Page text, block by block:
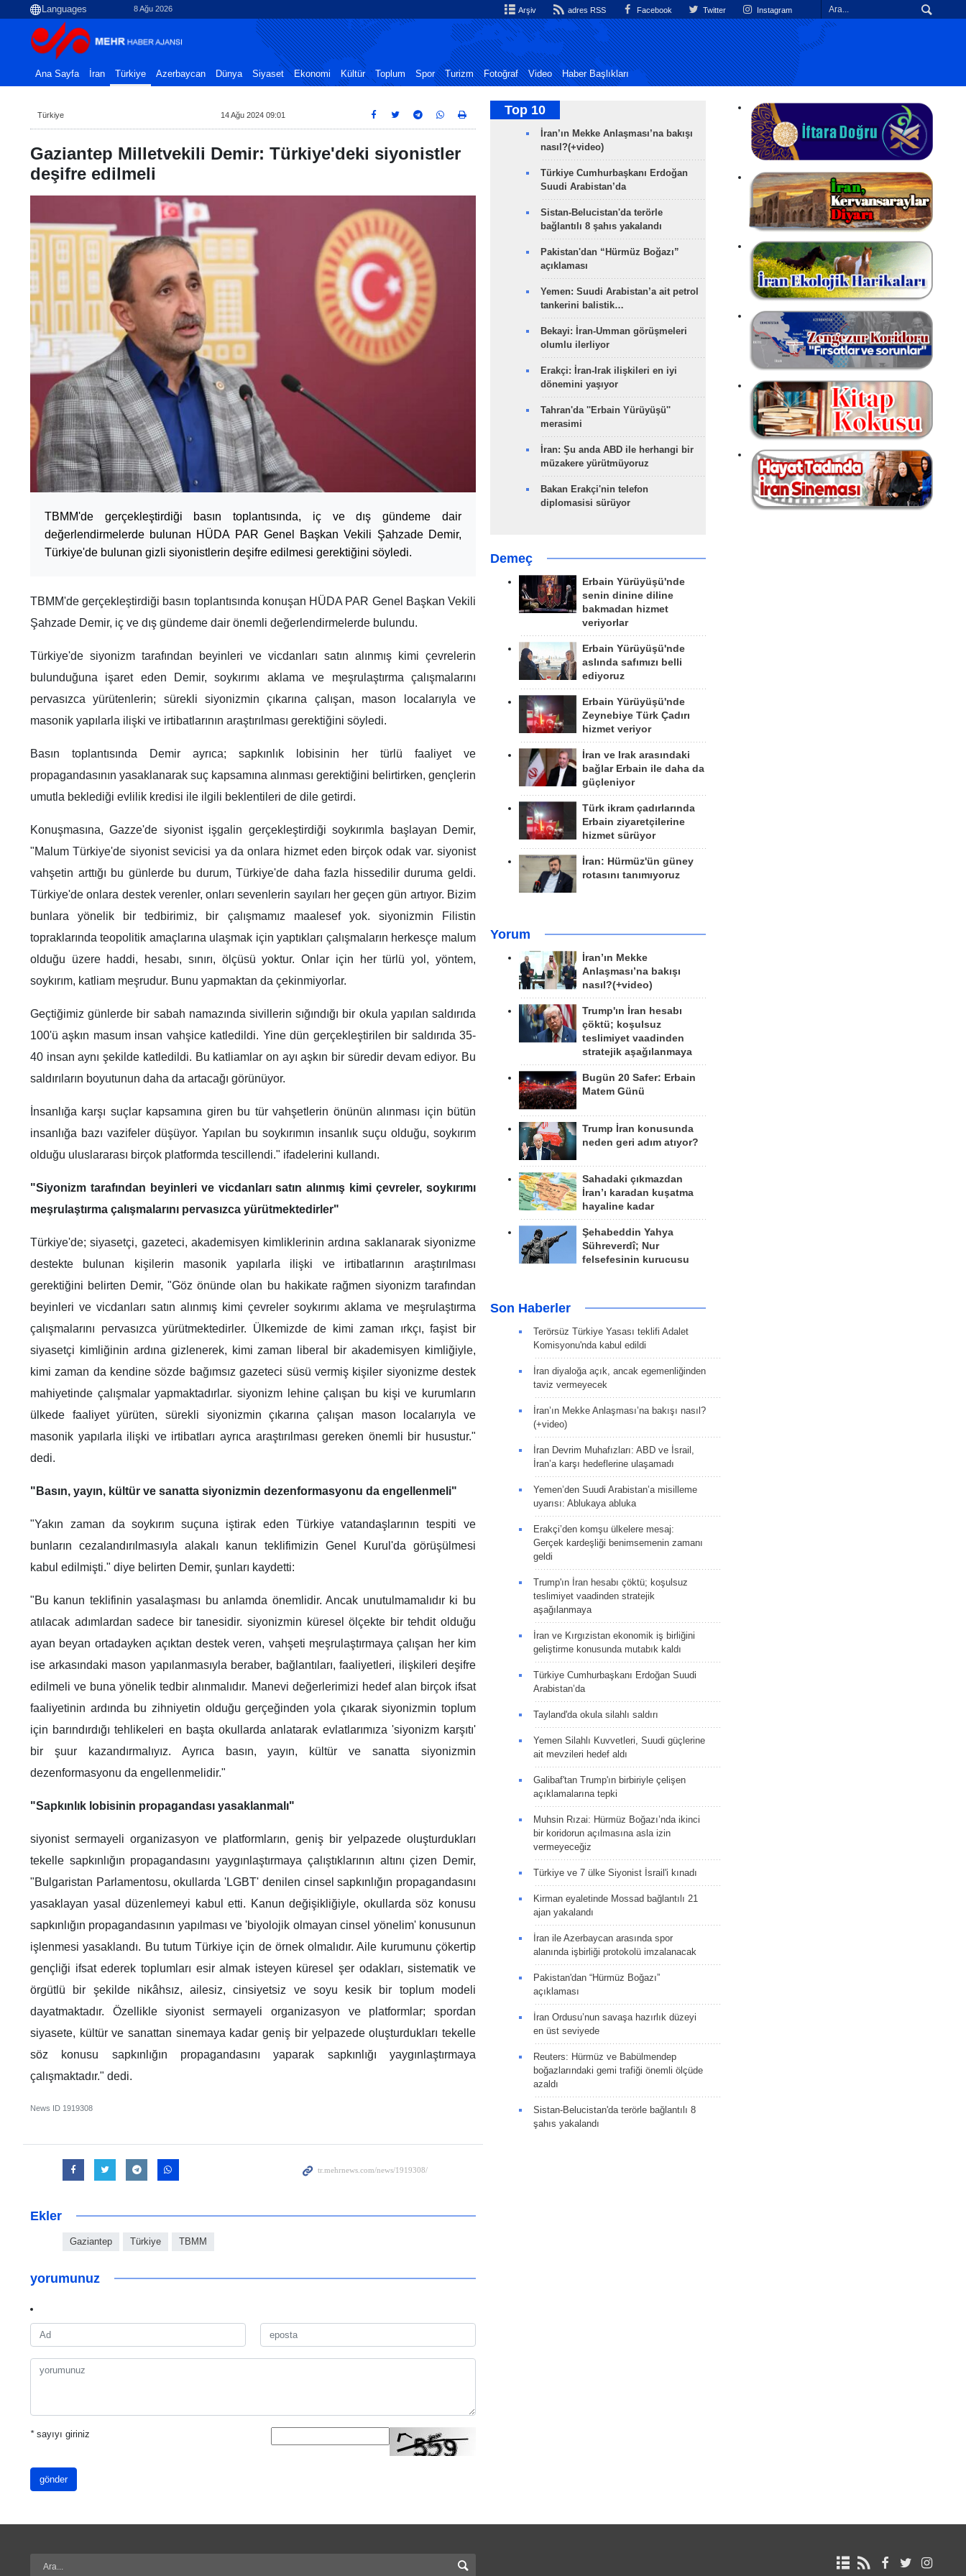
8 Ağu 2026 Arşiv adres RSS Facebook Twitter Instagram
Ana Sayfa İran Türkiye Azerbaycan Dünya Siyaset Ekonomi Kültür Toplum Spor Turizm Fotoğraf Video Haber Başlıkları
Türkiye 14 Ağu 2024 09:01
Gaziantep Milletvekili Demir: Türkiye'deki siyonistler
deşifre edilmeli
TBMM'de gerçekleştirdiği basın toplantısında, iç ve dış gündeme dair
değerlendirmelerde bulunan HÜDA PAR Genel Başkan Vekili Şahzade Demir,
Türkiye'de bulunan gizli siyonistlerin deşifre edilmesi gerektiğini söyledi.
TBMM'de gerçekleştirdiği basın toplantısında konuşan HÜDA PAR Genel Başkan Vekili
Şahzade Demir, iç ve dış gündeme dair önemli değerlendirmelerde bulundu.
Türkiye'de siyonizm tarafından beyinleri ve vicdanları satın alınmış kimi çevrelerin
bulunduğuna işaret eden Demir, soykırımı aklama ve meşrulaştırma çalışmalarını
pervasızca yürütenlerin; sürekli siyonizmin çıkarına çalışan, mason localarıyla ve
masonik yapılarla ilişki ve irtibatlarının araştırılması gerektiğini söyledi.
Basın toplantısında Demir ayrıca; sapkınlık lobisinin her türlü faaliyet ve
propagandasının yasaklanarak suç kapsamına alınması gerektiğini belirtirken, gençlerin
umutla beklediği evlilik kredisi ile ilgili beklentileri de dile getirdi.
Konuşmasına, Gazze'de siyonist işgalin gerçekleştirdiği soykırımla başlayan Demir,
"Malum Türkiye'de siyonist sevicisi ya da onlara hizmet eden birçok odak var. siyonist
vahşetin arttığı bu günlerde bu durum, Türkiye'de daha fazla hissedilir duruma geldi.
Türkiye'de onlara destek verenler, onları sevenlerin sayıları her geçen gün artıyor. Bizim
bunlara yönelik bir tedbirimiz, bir çalışmamız maalesef yok. siyonizmin Filistin
topraklarında teopolitik amaçlarına ulaşmak için yaptıkları çalışmaların herkesçe malum
olduğu üzere haddi, hesabı, sınırı, ölçüsü yoktur. Onlar için her türlü yol, yöntem,
soykırım, katliam meşrudur. Bunu yapmaktan da çekinmiyorlar.
Geçtiğimiz günlerde bir sabah namazında sivillerin sığındığı bir okula yapılan saldırıda
100'ü aşkın masum insan vahşice katledildi. Yine dün gerçekleştirilen bir saldırıda 35-
40 insan aynı şekilde katledildi. Bu katliamlar on ayı aşkın bir süredir devam ediyor. Bu
saldırıların boyutunun daha da artacağı görünüyor.
İnsanlığa karşı suçlar kapsamına giren bu tür vahşetlerin önünün alınması için bütün
insanlığa bazı vazifeler düşüyor. Yapılan bu soykırımın insanlık suçu olduğu, soykırım
olduğu uluslararası birçok platformda tescillendi." ifadelerini kullandı.
"Siyonizm tarafından beyinleri ve vicdanları satın alınmış kimi çevreler, soykırımı
meşrulaştırma çalışmalarını pervasızca yürütmektedirler"
Türkiye'de; siyasetçi, gazeteci, akademisyen kimliklerinin ardına saklanarak siyonizme
destekte bulunan kişilerin masonik yapılarla ilişki ve irtibatlarının araştırılması
gerektiğini belirten Demir, "Göz önünde olan bu hakikate rağmen siyonizm tarafından
beyinleri ve vicdanları satın alınmış kimi çevreler soykırımı aklama ve meşrulaştırma
çalışmalarını pervasızca yürütmektedirler. Ülkemizde de kimi zaman ırkçı, faşist bir
siyasetçi kimliğinin ardına gizlenerek, kimi zaman liberal bir akademisyen kimliğiyle,
kimi zaman da kendine sözde bağımsız gazeteci süsü vermiş kişiler siyonizme destek
mahiyetinde çalışmalar yapmaktadırlar. siyonizm lehine çalışan bu kişi ve kurumların
ülkede faaliyet yürüten, sürekli siyonizmin çıkarına çalışan mason localarıyla ve
masonik yapılarla ilişki ve irtibatları ayrıca araştırılması gereken önemli bir husustur."
dedi.
"Basın, yayın, kültür ve sanatta siyonizmin dezenformasyonu da engellenmeli"
"Yakın zaman da soykırım suçuna iştirak eden Türkiye vatandaşlarının tespiti ve
bunların cezalandırılmasıyla alakalı kanun teklifimizin Genel Kurul'da görüşülmesi
kabul edilmişti." diye belirten Demir, şunları kaydetti:
"Bu kanun teklifinin yasalaşması bu anlamda önemlidir. Ancak unutulmamalıdır ki bu
atılacak adımlardan sadece bir tanesidir. siyonizmin küresel ölçekte bir tehdit olduğu
ayan beyan ortadayken açıktan destek veren, vahşeti meşrulaştırmaya çalışan her kim
ise arkasındaki mason yapılanmasıyla beraber, bağlantıları, faaliyetleri, ilişkileri deşifre
edilmeli ve buna yönelik tedbir alınmalıdır. Manevi değerlerimizi hedef alan birçok ifsat
faaliyetinin ardında bu zihniyetin olduğu gerçeğinden yola çıkarak siyonizmin toplum
için barındırdığı tehlikeleri en başta okullarda anlatarak evlatlarımıza 'siyonizm karşıtı'
bir şuur kazandırmalıyız. Ayrıca basın, yayın, kültür ve sanatta siyonizmin
dezenformasyonu da engellenmelidir."
"Sapkınlık lobisinin propagandası yasaklanmalı"
siyonist sermayeli organizasyon ve platformların, geniş bir yelpazede oluşturdukları
tekelle sapkınlığın propagandasını yaygınlaştırmaya çalıştıklarının altını çizen Demir,
"Bulgaristan Parlamentosu, okullarda 'LGBT' denilen cinsel sapkınlığın propagandasını
yasaklayan yasal düzenlemeyi kabul etti. Kanun değişikliğiyle, okullarda söz konusu
sapkınlığın propagandasının yapılması ve 'biyolojik olmayan cinsel yönelim' konusunun
işlenmesi yasaklandı. Bu tutum Türkiye için de örnek olmalıdır. Aile kurumunu çökertip
gençliği ifsat ederek toplumları esir almak isteyen küresel şer odakları, sistematik ve
örgütlü bir şekilde nikâhsız, ailesiz, cinsiyetsiz ve soyu kesik bir toplum modeli
dayatmaktadır. Özellikle siyonist sermayeli organizasyon ve platformlar; spordan
siyasete, kültür ve sanattan sinemaya kadar geniş bir yelpazede oluşturdukları tekelle
söz konusu sapkınlığın propagandasını yaparak sapkınlığı yaygınlaştırmaya
çalışmaktadır." dedi.
News ID 1919308
Ekler
Gaziantep Türkiye TBMM
yorumunuz
*sayıyı giriniz
gönder
Top 10
İran’ın Mekke Anlaşması’na bakışı
nasıl?(+video)
Türkiye Cumhurbaşkanı Erdoğan
Suudi Arabistan’da
Sistan-Belucistan'da terörle
bağlantılı 8 şahıs yakalandı
Pakistan'dan “Hürmüz Boğazı”
açıklaması
Yemen: Suudi Arabistan’a ait petrol
tankerini balistik…
Bekayi: İran-Umman görüşmeleri
olumlu ilerliyor
Erakçi: İran-Irak ilişkileri en iyi
dönemini yaşıyor
Tahran'da ''Erbain Yürüyüşü''
merasimi
İran: Şu anda ABD ile herhangi bir
müzakere yürütmüyoruz
Bakan Erakçi'nin telefon
diplomasisi sürüyor
Demeç
Erbain Yürüyüşü'nde
senin dinine diline
bakmadan hizmet
veriyorlar
Erbain Yürüyüşü'nde
aslında safımızı belli
ediyoruz
Erbain Yürüyüşü'nde
Zeynebiye Türk Çadırı
hizmet veriyor
İran ve Irak arasındaki
bağlar Erbain ile daha da
güçleniyor
Türk ikram çadırlarında
Erbain ziyaretçilerine
hizmet sürüyor
İran: Hürmüz'ün güney
rotasını tanımıyoruz
Yorum
İran’ın Mekke
Anlaşması’na bakışı
nasıl?(+video)
Trump'ın İran hesabı
çöktü; koşulsuz
teslimiyet vaadinden
stratejik aşağılanmaya
Bugün 20 Safer: Erbain
Matem Günü
Trump İran konusunda
neden geri adım atıyor?
Sahadaki çıkmazdan
İran’ı karadan kuşatma
hayaline kadar
Şehabeddin Yahya
Sühreverdî; Nur
felsefesinin kurucusu
Son Haberler
Terörsüz Türkiye Yasası teklifi Adalet
Komisyonu'nda kabul edildi
İran diyaloğa açık, ancak egemenliğinden
taviz vermeyecek
İran’ın Mekke Anlaşması’na bakışı nasıl?
(+video)
İran Devrim Muhafızları: ABD ve İsrail,
İran’a karşı hedeflerine ulaşamadı
Yemen’den Suudi Arabistan’a misilleme
uyarısı: Ablukaya abluka
Erakçi’den komşu ülkelere mesaj:
Gerçek kardeşliği benimsemenin zamanı
geldi
Trump'ın İran hesabı çöktü; koşulsuz
teslimiyet vaadinden stratejik
aşağılanmaya
İran ve Kırgızistan ekonomik iş birliğini
geliştirme konusunda mutabık kaldı
Türkiye Cumhurbaşkanı Erdoğan Suudi
Arabistan’da
Tayland'da okula silahlı saldırı
Yemen Silahlı Kuvvetleri, Suudi güçlerine
ait mevzileri hedef aldı
Galibaf'tan Trump'ın birbiriyle çelişen
açıklamalarına tepki
Muhsin Rızai: Hürmüz Boğazı’nda ikinci
bir koridorun açılmasına asla izin
vermeyeceğiz
Türkiye ve 7 ülke Siyonist İsrail'i kınadı
Kirman eyaletinde Mossad bağlantılı 21
ajan yakalandı
İran ile Azerbaycan arasında spor
alanında işbirliği protokolü imzalanacak
Pakistan'dan “Hürmüz Boğazı”
açıklaması
İran Ordusu’nun savaşa hazırlık düzeyi
en üst seviyede
Reuters: Hürmüz ve Babülmendep
boğazlarındaki gemi trafiği önemli ölçüde
azaldı
Sistan-Belucistan'da terörle bağlantılı 8
şahıs yakalandı